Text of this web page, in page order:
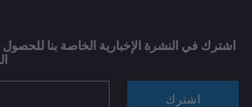
اشترك في النشرة الإخبارية الخاصة بنا
اشترك